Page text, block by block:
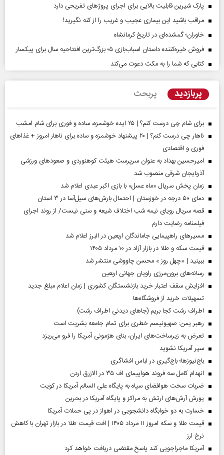
پارک شیرین قابلیت‌ بالایی برای اجرای پروژهای تفریحی دارد
مراقب باشید این بیماری عجیب و غریب را از کنه نگیرید!
خاوران؛ گمشده‌ای در تاریخ کرمانشاه
فروش خیره‌کننده داستان اسباب‌بازی ۵؛ بزرگ‌ترین افتتاحیه سال برای پیکسار
کتابی که شما را به مکث دعوت می‌کند
پربازدید پربحث
برای شام چی درست کنم؟ | ۲۵ ایده خوشمزه، ساده و فوری برای شام امشب
ناهار چی درست کنم؟ | ۲۰ پیشنهاد خوشمزه و ساده برای ناهار امروز + غذاهای
فوری و اقتصادی
امیرحسین بهداد به عنوان سرپرست هیئت کوهنوردی و صعودهای ورزشی
آذربایجان شرقی منصوب شد
زمان پخش سریال «ماه عسل» با بازی اکبر عبدی اعلام شد
دمای ۵۰ درجه در خوزستان | احتمال بارش‌های سیل‌آسا در ۳ استان
قصه سریال رویای نیمه شب اختلاف شیعه و سنی نیست/ از روند اجرای
فیلمنامه رضایت دارم
مسیر‌های راهپیمایی جاماندگان اربعین در البرز اعلام شد
قیمت سکه و طلا در بازار آزاد در ۱۰ مرداد ۱۴۰۵
ببینید | «چهل روز » محسن چاووشی منتشر شد
رسانه‌های برون‌مرزی راویان جهانی اربعین
افزایش سقف اعتبار خرید بازنشستگان کشوری | زمان اعلام مبلغ جدید
تسهیلات خرید از فروشگاه‌ها
اطراف رشت کجا بریم (جاهای دیدنی اطراف رشت)
رهبر یمن: صهیونیسم خطری برای تمام جامعه بشریت است
تعرض به زیرساخت‌های ایران، بنای هژمونی آمریکا را فرو می‌ریزد
سپر آمریکا نشوید
باج‌نیوزها؛ باج‌گیری در لباس افشاگری
انهدام کامل سه فروند هواپیمای اف ۳۵ در الازرق اردن
ضربات سخت هوافضای سپاه به پایگاه علی السالم آمریکا در کویت
یورش آرش‌های ارتش به مراکز و پایگاه‌ آمریکا در بحرین
خسارت به دو خوابگاه دانشجویی در اهواز در پی حملات آمریکا
قیمت طلا و سکه امروز ۱۱ مرداد ۱۴۰۵ | افت قیمت طلا در بازار تهران با کاهش
نرخ ارز
آمریکا ماجراجویی کند پاسخ مقتضی دریافت خواهد کرد